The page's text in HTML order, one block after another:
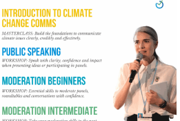
puedes escribirnos a través
o a
. ¡Estaremos